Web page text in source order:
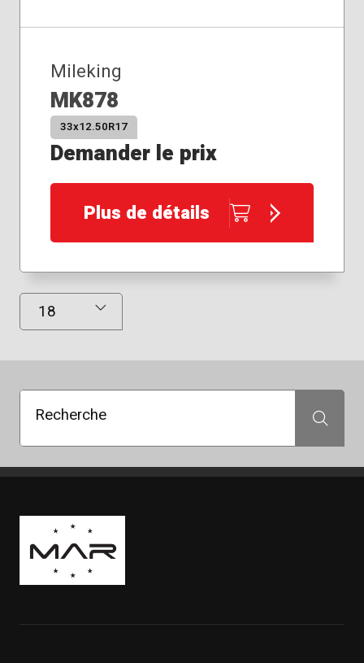
Mileking
MK878
33x12.50R17
Demander le prix
Plus de détails
Résultats affichés
Recherche Recherche
Boutique Mags à Rabais